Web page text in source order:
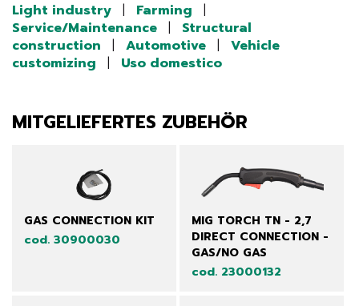
Light industry Farming
Service/Maintenance
Structural
construction
Automotive
Vehicle
customizing
Uso domestico
MITGELIEFERTES ZUBEHÖR
GAS CONNECTION KIT
cod. 30900030
MIG TORCH TN - 2,7
DIRECT CONNECTION -
GAS/NO GAS
cod. 23000132